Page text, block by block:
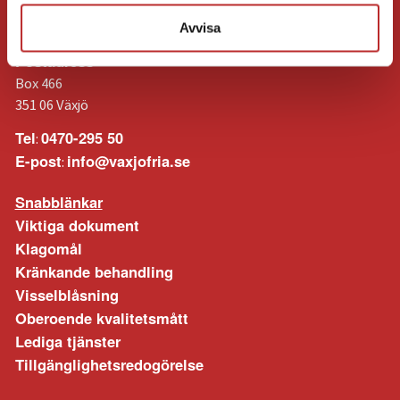
Avvisa
Postadress
Box 466
351 06 Växjö
Tel:0470-295 50
E-post: info@vaxjofria.se
Snabblänkar
Viktiga dokument
Klagomål
Kränkande behandling
Visselblåsning
Oberoende kvalitetsmått
Lediga tjänster
Tillgänglighetsredogörelse